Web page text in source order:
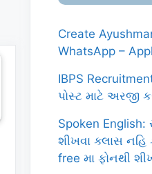
Create
WhatsApp –
IBPS
પોસ્ટ માટે અરજી
Spoken English:
શીખવા ક્લાસ નહિ
free મા ફોનથી